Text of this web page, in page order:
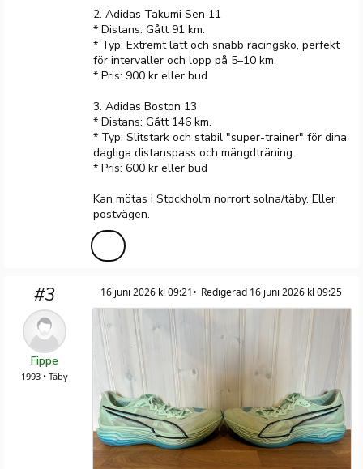
2. Adidas Takumi Sen 11
* Distans: Gått 91 km.
* Typ: Extremt lätt och snabb racingsko, perfekt
för intervaller och lopp på 5–10 km.
* Pris: 900 kr eller bud
3. Adidas Boston 13
* Distans: Gått 146 km.
* Typ: Slitstark och stabil "super-trainer" för dina
dagliga distanspass och mängdträning.
* Pris: 600 kr eller bud
Kan mötas i Stockholm norrort solna/täby. Eller
postvägen.
#3
Fippe
1993 • Täby
16 juni 2026 kl 09:21 Redigerad 16 juni 2026 kl 09:25